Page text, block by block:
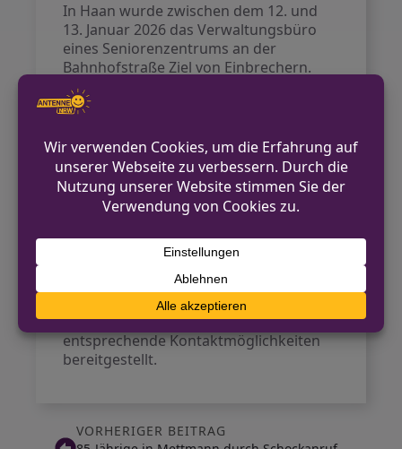
In Haan wurde zwischen dem 12. und
13. Januar 2026 das Verwaltungsbüro
eines Seniorenzentrums an der
Bahnhofstraße Ziel von Einbrechern.
Hier durchbrachen die Täter ein Fenster
und entwendeten einen Tresor mit
Des Weiteren wurde in Monheim am
Rhein in eine Wohnung sowie mehrere
Kellerabteile eingebrochen. Dabei
wurde unter anderem Werkzeug und
der Schadenssumme ist derzeit noch
Die Polizei in den jeweiligen Orten bittet
um Hinweise zu den Taten und hat
entsprechende Kontaktmöglichkeiten
bereitgestellt.
VORHERIGER BEITRAG